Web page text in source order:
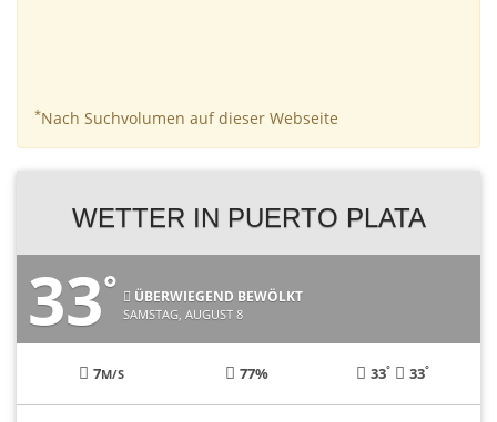
*Nach Suchvolumen auf dieser Webseite
WETTER IN PUERTO PLATA
33° ÜBERWIEGEND BEWÖLKT
SAMSTAG, AUGUST 8
7M/S 77% 33° 33°